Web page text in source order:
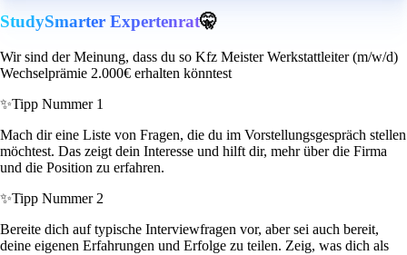
StudySmarter Expertenrat🤫
Wir sind der Meinung, dass du so Kfz Meister Werkstattleiter (m/w/d)
Wechselprämie 2.000€ erhalten könntest
✨Tipp Nummer 1
Mach dir eine Liste von Fragen, die du im Vorstellungsgespräch stellen
möchtest. Das zeigt dein Interesse und hilft dir, mehr über die Firma
und die Position zu erfahren.
✨Tipp Nummer 2
Bereite dich auf typische Interviewfragen vor, aber sei auch bereit,
deine eigenen Erfahrungen und Erfolge zu teilen. Zeig, was dich als